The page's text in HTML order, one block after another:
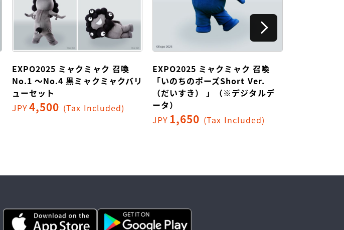
EXPO2025 ミャクミャク 召喚
No.1 ～No.4 黒ミャクミャクバリ
ューセット
JPY4,500 (Tax Included)
EXPO2025 ミャクミャク 召喚
「いのちのポーズShort Ver.
（だいすき） 」（※デジタルデ
ータ）
JPY 1,650 (Tax Included)